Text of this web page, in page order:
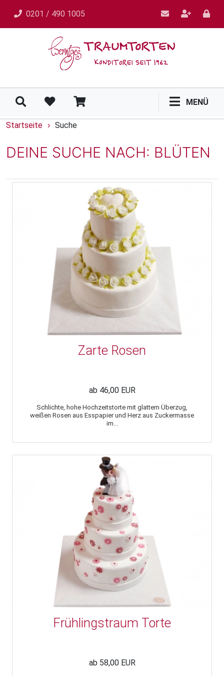
0201 / 490 1005
MENÜ
Startseite › Suche
DEINE SUCHE NACH: BLÜTEN
Zarte Rosen
ab 46,00 EUR
Schlichte, hohe Hochzeitstorte mit glattem Überzug,
weißen Rosen aus Esspapier und Herz aus Zuckermasse
im...
Frühlingstraum Torte
ab 58,00 EUR